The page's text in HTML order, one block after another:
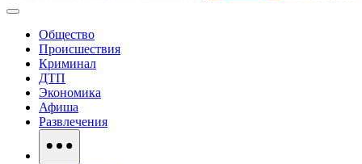
Общество
Происшествия
Криминал
ДТП
Экономика
Афиша
Развлечения